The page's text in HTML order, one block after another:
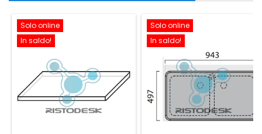
Solo online
In saldo!
Solo online
In saldo!